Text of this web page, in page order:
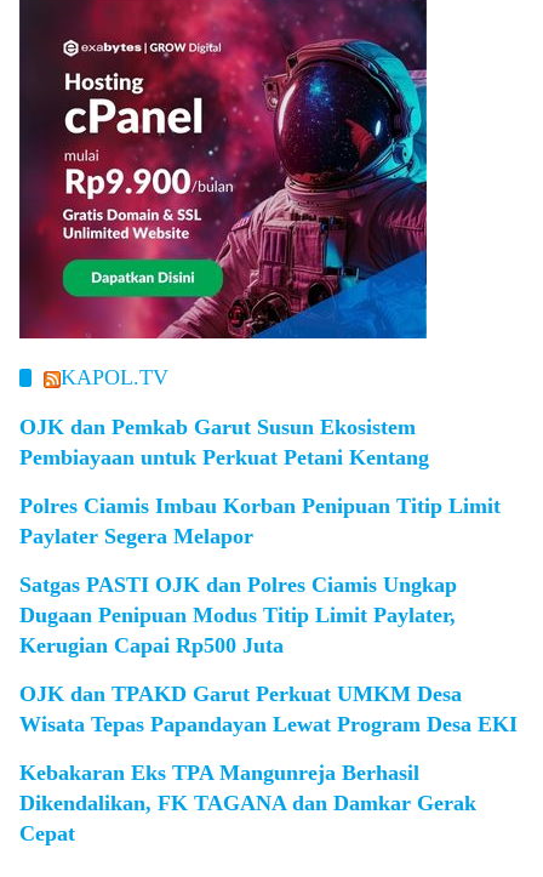
KAPOL.TV
OJK dan Pemkab Garut Susun Ekosistem
Pembiayaan untuk Perkuat Petani Kentang
Polres Ciamis Imbau Korban Penipuan Titip Limit
Paylater Segera Melapor
Satgas PASTI OJK dan Polres Ciamis Ungkap
Dugaan Penipuan Modus Titip Limit Paylater,
Kerugian Capai Rp500 Juta
OJK dan TPAKD Garut Perkuat UMKM Desa
Wisata Tepas Papandayan Lewat Program Desa EKI
Kebakaran Eks TPA Mangunreja Berhasil
Dikendalikan, FK TAGANA dan Damkar Gerak
Cepat